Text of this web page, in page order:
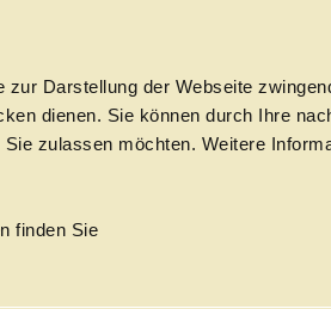
Darstellung der Webseite
dienen. Sie können durch Ihre
zulassen möchten. Weitere
finden Sie
Termine